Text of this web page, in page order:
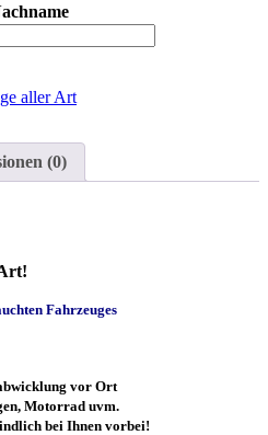
aller Art
(0)
Fahrzeuges
vor Ort
Motorrad uvm.
bei Ihnen vorbei!